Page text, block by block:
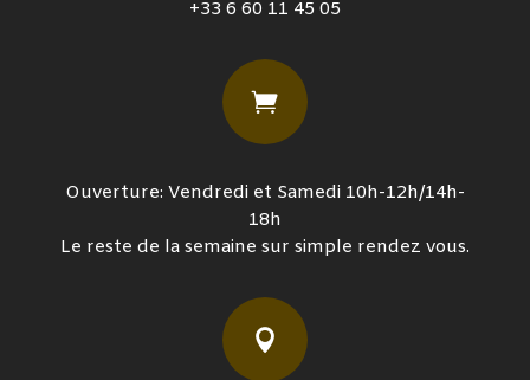
+33 6 60 11 45 05

Ouverture: Vendredi et Samedi 10h-12h/14h-
18h
Le reste de la semaine sur simple rendez vous.
